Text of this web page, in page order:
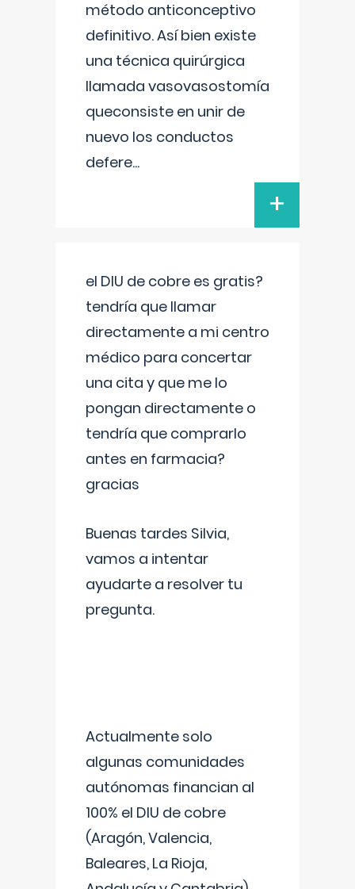
método anticonceptivo
definitivo. Así bien existe
una técnica quirúrgica
llamada vasovasostomía
queconsiste en unir de
nuevo los conductos
defere...
+
el DIU de cobre es gratis?
tendría que llamar
directamente a mi centro
médico para concertar
una cita y que me lo
pongan directamente o
tendría que comprarlo
antes en farmacia?
gracias
Buenas tardes Silvia,
vamos a intentar
ayudarte a resolver tu
pregunta.
Actualmente solo
algunas comunidades
autónomas financian al
100% el DIU de cobre
(Aragón, Valencia,
Baleares, La Rioja,